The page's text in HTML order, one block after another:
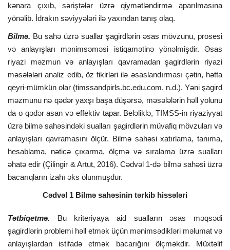
kənara çıxıb, səriştələr üzrə qiymətləndirmə aparılmasına
yönəlib. İdrakın səviyyələri ilə yaxından tanış olaq.
Bilmə. Bu sahə üzrə suallar şagirdlərin əsas mövzunu, prosesi
və anlayışları mənimsəməsi istiqamətinə yönəlmişdir. Əsas
riyazi məzmun və anlayışları qavramadan şagirdlərin riyazi
məsələləri analiz edib, öz fikirləri ilə əsaslandırması çətin, hətta
qeyri-mümkün olar (timssandpirls.bc.edu.com. n.d.). Yəni şagird
məzmunu nə qədər yaxşı başa düşərsə, məsələlərin həll yolunu
da o qədər asan və effektiv tapar. Beləliklə, TIMSS-in riyaziyyat
üzrə bilmə sahəsindəki sualları şagirdlərin müvafiq mövzuları və
anlayışları qavramasını ölçür. Bilmə sahəsi xatırlama, tanıma,
hesablama, nəticə çıxarma, ölçmə və sıralama üzrə sualları
əhatə edir (Çilingir & Artut, 2016). Cədvəl 1-də bilmə sahəsi üzrə
bacarıqların izahı əks olunmuşdur.
Cədvəl 1 Bilmə sahəsinin tərkib hissələri
Tətbiqetmə. Bu kriteriyaya aid sualların əsas məqsədi
şagirdlərin problemi həll etmək üçün mənimsədikləri məlumat və
anlayışlardan istifadə etmək bacarığını ölçməkdir. Müxtəlif